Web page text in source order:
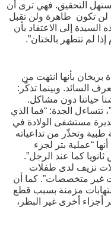
مستهل التحقيق. فهي ترى أن
لن تكون طاهرة ولن تقبل
السيدة إلى الاعتقاد بأن
لم تتطهر بالختان”.
بريخان بأنها انتهت من
السائد. وبينما تذكّر:
حياتنا دون مشاكل.
تتساءل الجدة: “فما الذي
مستشفى الولادة في
طبية وتحذّر من تداعياته
“عملية بتر لجزء
كما عند الرجل”.
نزيف لدى طفلات
غير متخصصات”. كما أن
مزمنة بسبب قطع
أجزاء أخرى غير البظر،